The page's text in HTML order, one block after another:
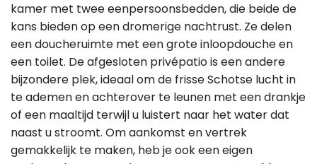
kamer met twee eenpersoonsbedden, die beide de
kans bieden op een dromerige nachtrust. Ze delen
een doucheruimte met een grote inloopdouche en
een toilet. De afgesloten privépatio is een andere
bijzondere plek, ideaal om de frisse Schotse lucht in
te ademen en achterover te leunen met een drankje
of een maaltijd terwijl u luistert naar het water dat
naast u stroomt. Om aankomst en vertrek
gemakkelijk te maken, heb je ook een eigen